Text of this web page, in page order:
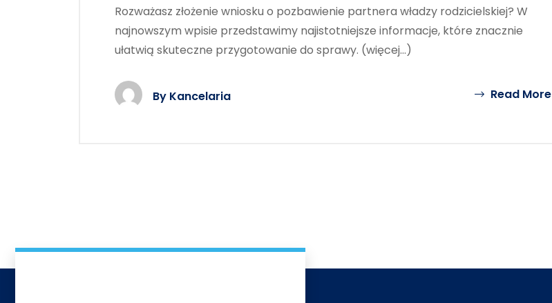
Rozważasz złożenie wniosku o pozbawienie partnera władzy rodzicielskiej? W
najnowszym wpisie przedstawimy najistotniejsze informacje, które znacznie
ułatwią skuteczne przygotowanie do sprawy. (więcej…)
By Kancelaria Read More